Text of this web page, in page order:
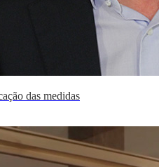
das medidas